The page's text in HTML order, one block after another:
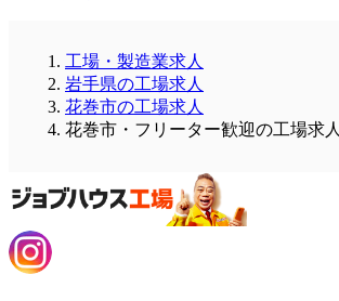
工場・製造業求人
岩手県の工場求人
花巻市の工場求人
花巻市・フリーター歓迎の工場求人